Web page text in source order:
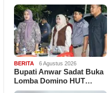
BERITA 6 Agustus 2026
Bupati Anwar Sadat Buka
Lomba Domino HUT…